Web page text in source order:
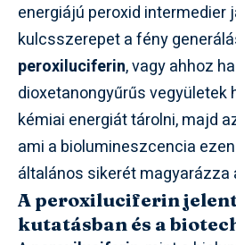
energiájú peroxid intermedier
kulcsszerepet a fény
peroxiluciferin, vagy ahhoz
dioxetanongyűrűs vegyületek
kémiai energiát tárolni, majd
ami a biolumineszcencia
általános sikerét magyarázza
A peroxiluciferin
kutatásban és a